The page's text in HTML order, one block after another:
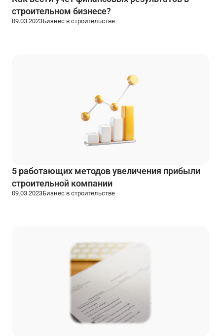
строительном бизнесе?
09.03.2023Бизнес в строительстве
5 работающих методов увеличения прибыли
строительной компании
09.03.2023Бизнес в строительстве